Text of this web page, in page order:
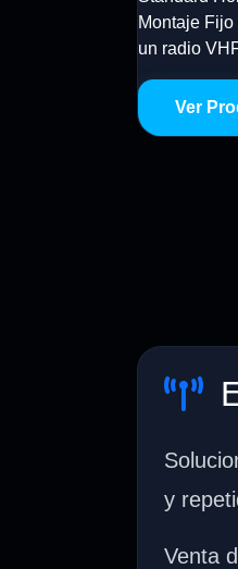
Montaje
un radio
Ver
y
Venta